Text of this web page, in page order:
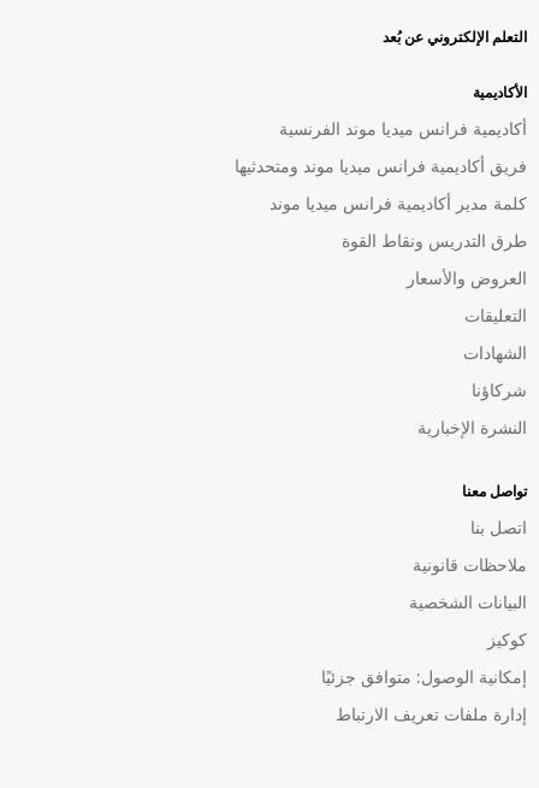
التعلم الإلكتروني عن بُعد
الأكاديمية
أكاديمية فرانس ميديا موند الفرنسية
فريق أكاديمية فرانس ميديا موند ومتحدثيها
كلمة مدير أكاديمية فرانس ميديا موند
طرق التدريس ونقاط القوة
العروض والأسعار
التعليقات
الشهادات
شركاؤنا
النشرة الإخبارية
تواصل معنا
اتصل بنا
ملاحظات قانونية
البيانات الشخصية
كوكيز
إمكانية الوصول: متوافق جزئيًا
إدارة ملفات تعريف الارتباط